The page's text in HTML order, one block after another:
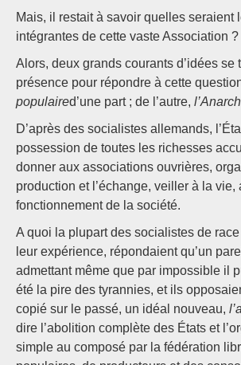
Mais, il restait à savoir quelles seraient
intégrantes de cette vaste Association ?
Alors, deux grands courants d’idées se
présence pour répondre à cette
populaired’une part ; de l’autre,
D’après des socialistes allemands,
possession de toutes les richesses
donner aux associations ouvrières,
production et l’échange, veiller à la vie,
fonctionnement de la société.
A quoi la plupart des socialistes de
leur expérience, répondaient qu’un
admettant même que par impossible il
été la pire des tyrannies, et ils
copié sur le passé, un idéal nouveau,
dire l’abolition complète des États et
simple au composé par la fédération